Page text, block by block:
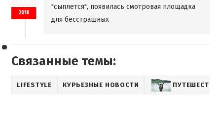
2018
"сыплется", появилась смотровая площадка
для бесстрашных
Связанные темы:
LIFESTYLE КУРЬЕЗНЫЕ НОВОСТИ